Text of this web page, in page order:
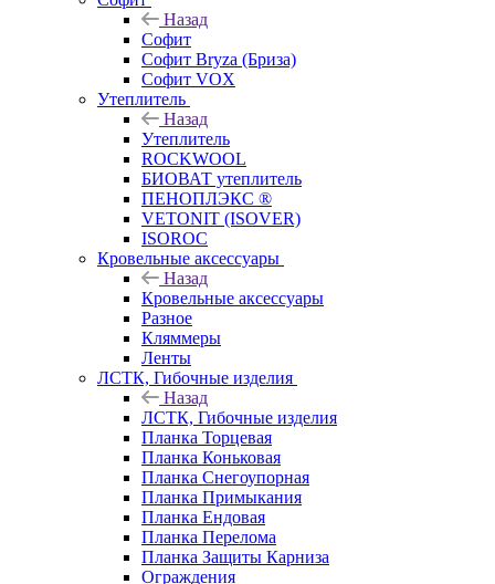
Назад
Софит
Софит Bryza (Бриза)
Софит VOX
Утеплитель
Назад
Утеплитель
ROCKWOOL
БИОВАТ утеплитель
ПЕНОПЛЭКС ®
VETONIT (ISOVER)
ISOROC
Кровельные аксессуары
Назад
Кровельные аксессуары
Разное
Кляммеры
Ленты
ЛСТК, Гибочные изделия
Назад
ЛСТК, Гибочные изделия
Планка Торцевая
Планка Коньковая
Планка Снегоупорная
Планка Примыкания
Планка Ендовая
Планка Перелома
Планка Защиты Карниза
Ограждения